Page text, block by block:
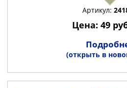
Артикул:
Цена: 49
(открыть в